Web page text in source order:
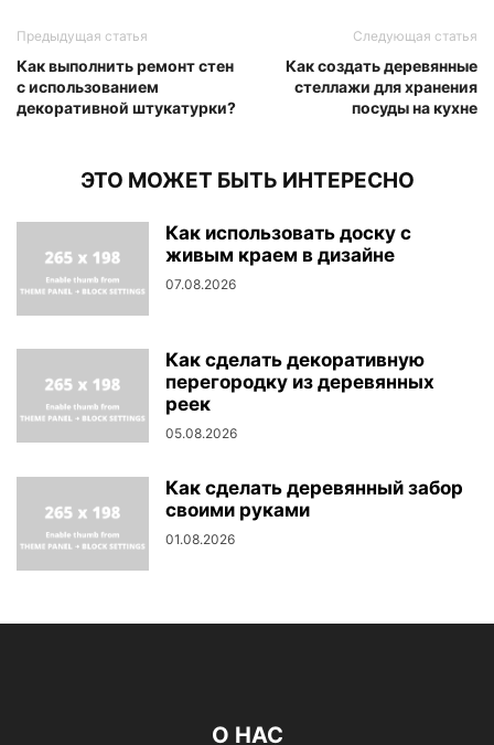
Предыдущая статья
Как выполнить ремонт стен
с использованием
декоративной штукатурки?
Следующая статья
Как создать деревянные
стеллажи для хранения
посуды на кухне
ЭТО МОЖЕТ БЫТЬ ИНТЕРЕСНО
Как использовать доску с
живым краем в дизайне
07.08.2026
Как сделать декоративную
перегородку из деревянных
реек
05.08.2026
Как сделать деревянный забор
своими руками
01.08.2026
О НАС